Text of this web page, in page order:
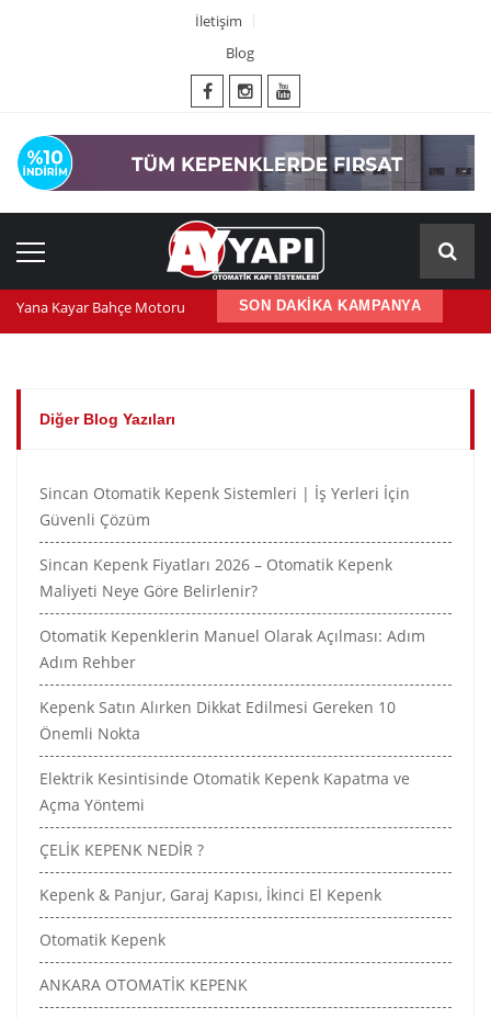
İletişim
Blog
SON DAKİKA KAMPANYA
Yana Kayar Bahçe Motoru
600 nm kepenk motoru
Diğer Blog Yazıları
Sincan Otomatik Kepenk Sistemleri | İş Yerleri İçin
Güvenli Çözüm
Sincan Kepenk Fiyatları 2026 – Otomatik Kepenk
Maliyeti Neye Göre Belirlenir?
Otomatik Kepenklerin Manuel Olarak Açılması: Adım
Adım Rehber
Kepenk Satın Alırken Dikkat Edilmesi Gereken 10
Önemli Nokta
Elektrik Kesintisinde Otomatik Kepenk Kapatma ve
Açma Yöntemi
ÇELİK KEPENK NEDİR ?
Kepenk & Panjur, Garaj Kapısı, İkinci El Kepenk
Otomatik Kepenk
ANKARA OTOMATİK KEPENK